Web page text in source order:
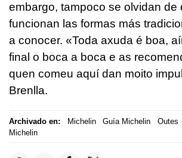
embargo, tampoco se olvidan de
funcionan las formas más
a conocer. «Toda axuda é boa,
final o boca a boca e as
quen comeu aquí dan moito
Brenlla.
Archivado en: Michelin Guía Michelin Outes
Michelin